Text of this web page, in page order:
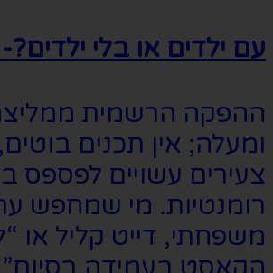
עם ילדים או בלי
ומעלה; אין תכנים
צעירים עשויים לפספס
רומנטיות. מי שמחפש
משפחתי, דייט קליל או